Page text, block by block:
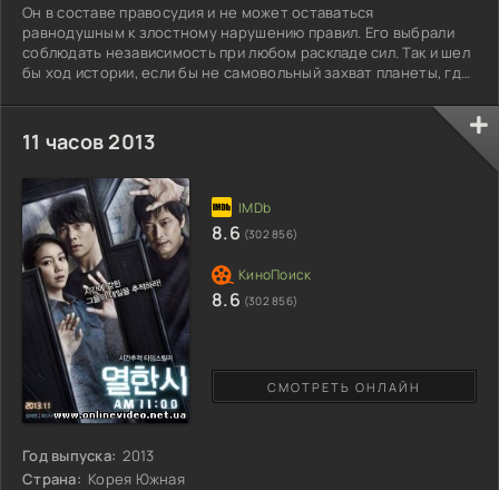
Он в составе правосудия и не может оставаться
равнодушным к злостному нарушению правил. Его выбрали
соблюдать независимость при любом раскладе сил. Так и шел
бы ход истории, если бы не самовольный захват планеты, где
хозяева установили жестокие законы, где будет проявляться
власть в самом страшном проявлении. Даже те, кто
приставлен следить за порядком не могут повлиять на
более
11 часов 2013
Год выпуска: 2013
Страна: Корея Южная
СМОТРЕТЬ ОНЛАЙН
8.6 (302 856)
8.6 (302 856)